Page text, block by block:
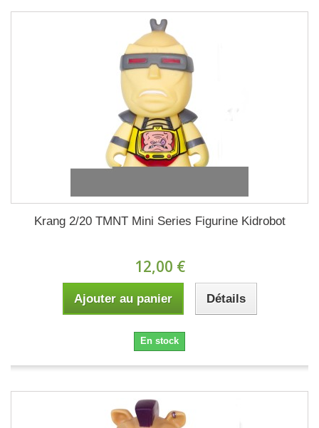
Krang 2/20 TMNT Mini Series Figurine Kidrobot
12,00 €
Ajouter au panier Détails
En stock